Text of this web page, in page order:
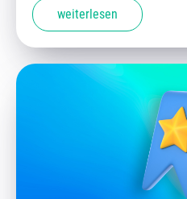
weiterlesen